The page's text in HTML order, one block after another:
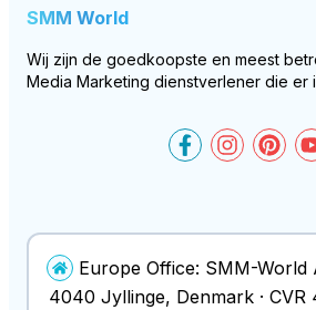
SMM World
Wij zijn de goedkoopste en meest
Media Marketing dienstverlener die er
SMM-World
SMM-
Europe Office: SMM-World
4040 Jyllinge, Denmark · CVR